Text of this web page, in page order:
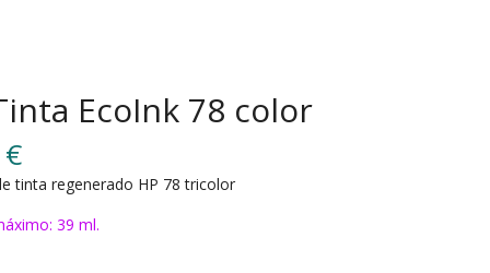
EcoInk 78 color
€
tinta regenerado HP 78 tricolor
39 ml.